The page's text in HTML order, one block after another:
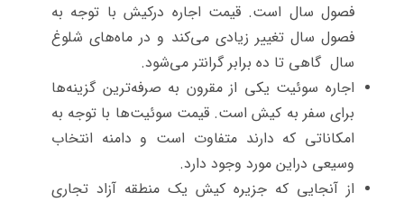
فصول سال است. قیمت اجاره درکیش با توجه به
فصول سال تغییر زیادی می‌کند و در ماه‌های شلوغ
سال گاهی تا ده برابر گرانتر می‌شود.
اجاره سوئیت یکی از مقرون به صرفه‌ترین گزینه‌ها
برای سفر به کیش است. قیمت سوئیت‌ها با توجه به
امکاناتی که دارند متفاوت است و دامنه انتخاب
وسیعی دراین مورد وجود دارد.
از آنجایی که جزیره کیش یک منطقه آزاد تجاری